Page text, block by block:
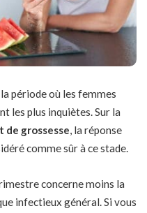
période où les femmes
les plus inquiètes. Sur la
de grossesse, la réponse
comme sûr à ce stade.
concerne moins la
infectieux général. Si vous